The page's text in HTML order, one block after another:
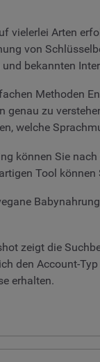
vielerlei Arten
von
bekannten
Methoden
genau zu
welche
können Sie
Tool
zeigt die
den Account-
erhalten.